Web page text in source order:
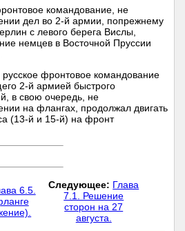
командование, не
дел во 2-й армии, попрежнему
с левого берега Вислы,
немцев в Восточной Пруссии
русское фронтовое командование
2-й армией быстрого
в свою очередь, не
на флангах, продолжал двигать
(13-й и 15-й) на фронт
6.5.
Следующее: Глава
7.1. Решение
сторон на 27
августа.